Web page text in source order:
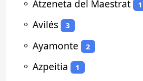
⚬ Atzeneta del Maestrat 1
⚬ Avilés 3
⚬ Ayamonte 2
⚬ Azpeitia 1